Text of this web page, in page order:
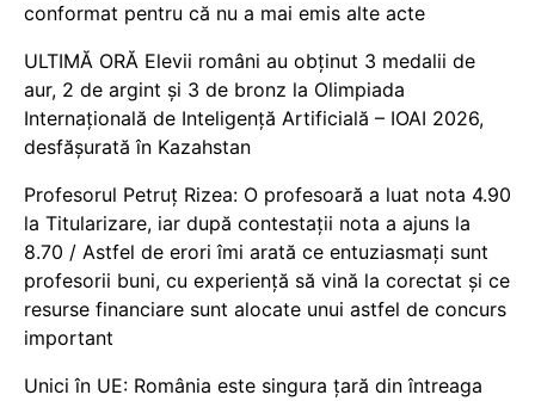
conformat pentru că nu a mai emis alte acte
ULTIMĂ ORĂ Elevii români au obținut 3 medalii de
aur, 2 de argint și 3 de bronz la Olimpiada
Internațională de Inteligență Artificială – IOAI 2026,
desfășurată în Kazahstan
Profesorul Petruț Rizea: O profesoară a luat nota 4.90
la Titularizare, iar după contestații nota a ajuns la
8.70 / Astfel de erori îmi arată ce entuziasmați sunt
profesorii buni, cu experiență să vină la corectat și ce
resurse financiare sunt alocate unui astfel de concurs
important
Unici în UE: România este singura țară din întreaga